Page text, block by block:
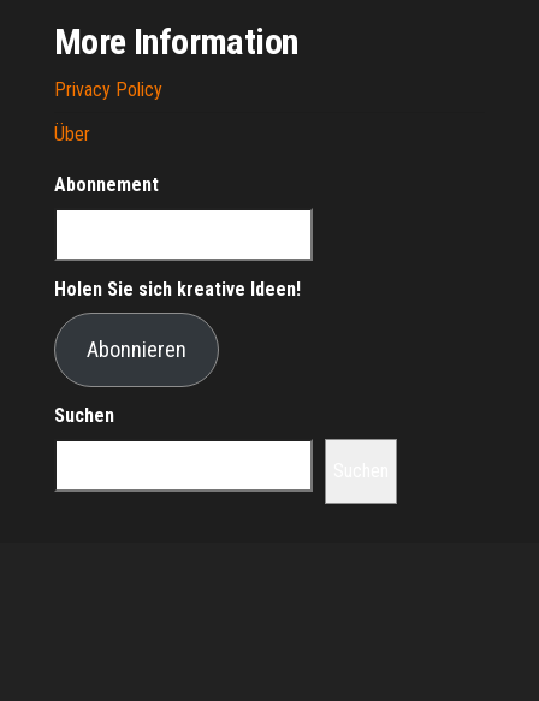
More Information
Privacy Policy
Über
Abonnement
Holen Sie sich kreative Ideen!
Abonnieren
Suchen